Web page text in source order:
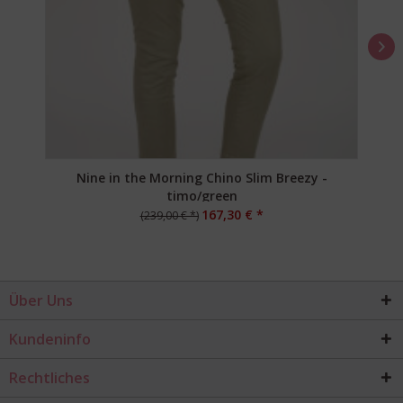
Nine in the Morning Chino Slim Breezy -
timo/green
(239,00 € *) 167,30 € *
Über Uns
Kundeninfo
Rechtliches